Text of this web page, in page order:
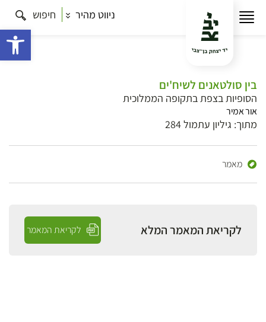
ניווט מהיר חיפוש
בין סולטאנים לשיח'ים
הסופיות בצפת בתקופה הממלוכית
אור אמיר
מתוך: גיליון עתמול 284
מאמר
לקריאת המאמר המלא לקריאת המאמר